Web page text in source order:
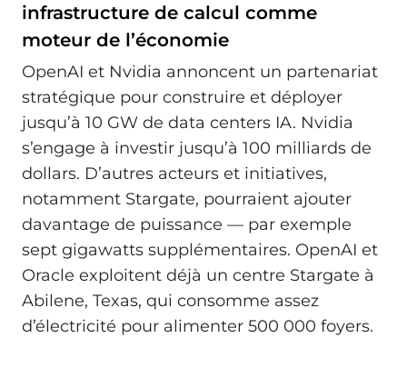
infrastructure de calcul comme
moteur de l’économie
OpenAI et Nvidia annoncent un partenariat
stratégique pour construire et déployer
jusqu’à 10 GW de data centers IA. Nvidia
s’engage à investir jusqu’à 100 milliards de
dollars. D’autres acteurs et initiatives,
notamment Stargate, pourraient ajouter
davantage de puissance — par exemple
sept gigawatts supplémentaires. OpenAI et
Oracle exploitent déjà un centre Stargate à
Abilene, Texas, qui consomme assez
d’électricité pour alimenter 500 000 foyers.